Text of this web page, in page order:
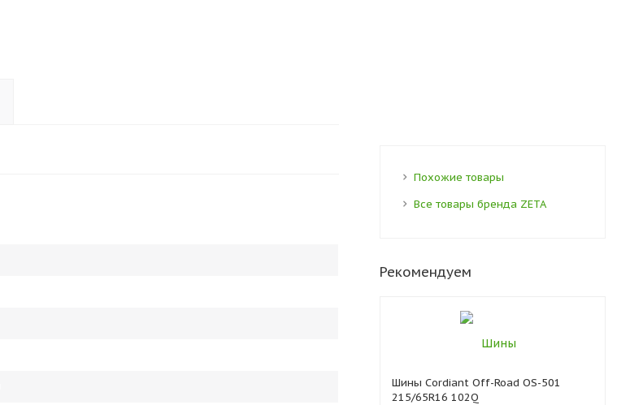
Похожие товары
Все товары бренда ZETA
Рекомендуем
Шины Cordiant Off-Road OS-501
215/65R16 102Q